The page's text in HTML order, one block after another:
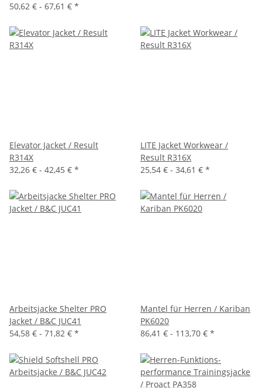
50,62 € - 67,61 € *
Elevator Jacket / Result
R314X
32,26 € - 42,45 € *
LITE Jacket Workwear /
Result R316X
25,54 € - 34,61 € *
Arbeitsjacke Shelter PRO
Jacket / B&C JUC41
54,58 € - 71,82 € *
Mantel für Herren / Kariban
PK6020
86,41 € - 113,70 € *